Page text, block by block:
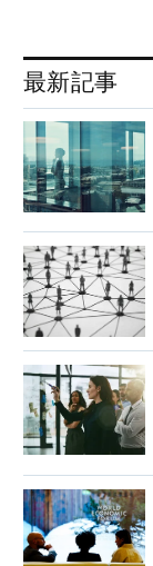
最新記事